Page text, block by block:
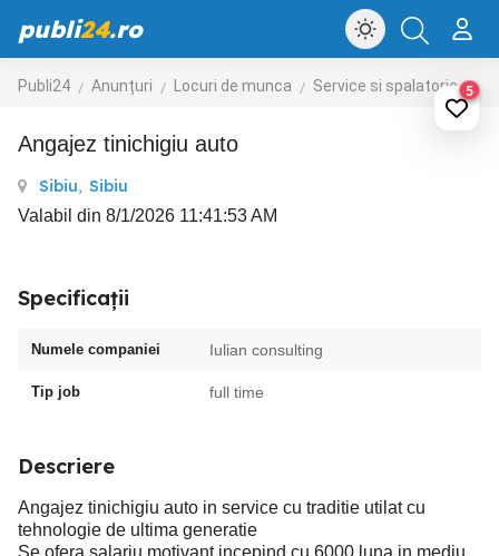
publi24.ro
Publi24 Anunțuri Locuri de munca Service si spalatorie auto5
Angajez tinichigiu auto
Sibiu, Sibiu
Valabil din 8/1/2026 11:41:53 AM
Specificații
Numele companiei Iulian consulting
Tip job full time
Descriere
Angajez tinichigiu auto in service cu traditie utilat cu
tehnologie de ultima generatie
Se ofera salariu motivant incepind cu 6000 luna in mediu